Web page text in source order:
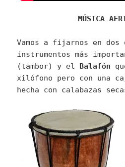
MÚSICA
Vamos a fijarnos en dos
instrumentos más
(tambor) y el Balafón
xilófono pero con una
hecha con calabazas